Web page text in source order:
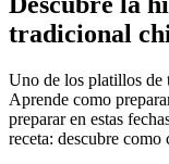
tradicional
Uno de los platillos de
Aprende como
preparar en estas
receta: descubre